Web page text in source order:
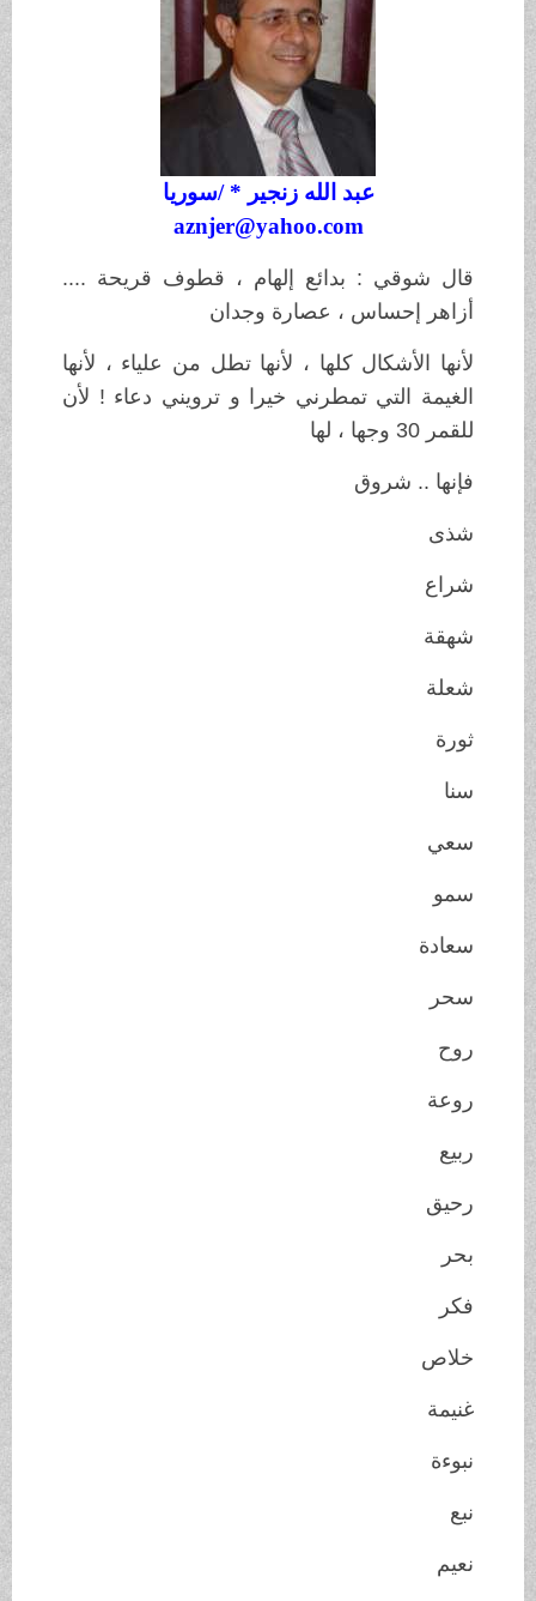
عبد الله زنجير* /سوريا
aznjer@yahoo.com
قال شوقي : بدائع إلهام ، قطوف قريحة ....
أزاهر إحساس ، عصارة وجدان
لأنها الأشكال كلها ، لأنها تطل من علياء ، لأنها
الغيمة التي تمطرني خيرا و ترويني دعاء ! لأن
للقمر 30 وجها ، لها
فإنها .. شروق
شذى
شراع
شهقة
شعلة
ثورة
سنا
سعي
سمو
سعادة
سحر
روح
روعة
ربيع
رحيق
بحر
فكر
خلاص
غنيمة
نبوءة
نعيم